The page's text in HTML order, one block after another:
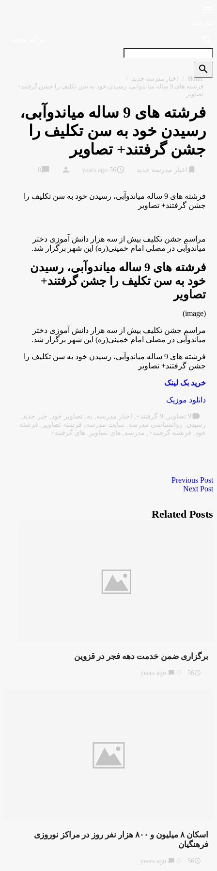
Home اخبار مدرسه جدید
فرشته های 9 ساله میاندوآبی، رسیدن خود به سن تکلیف را جشن گرفتند+
تصاویر
فرشته های 9 ساله میاندوآبی،
رسیدن خود به سن تکلیف را
جشن گرفتند+ تصاویر
اخبار مدرسه جدید access_time
56 years ago
person
chat_bubble
فرشته های 9 ساله میاندوآبی، رسیدن خود به سن تکلیف را
جشن گرفتند+ تصاویر
مراسم جشن تکلیف بیش از سه هزار دانش آموزی دختر
میاندوآبی در مصلی امام خمینی(ره) این شهر برگزار شد.
فرشته های 9 ساله میاندوآبی، رسیدن
خود به سن تکلیف را جشن گرفتند+
تصاویر
مراسم جشن تکلیف بیش از سه هزار دانش آموزی دختر
میاندوآبی در مصلی امام خمینی(ره) این شهر برگزار شد.
فرشته های 9 ساله میاندوآبی، رسیدن خود به سن تکلیف را
جشن گرفتند+ تصاویر
خرید بک لینک
دانلود موزیک
label
, 9 گرفتند+ , اخبار مدرسه, به, تصاویر خود, خبر جدید,
رسیدن , روانشناسی مدرسه, سایت مدرسه, فرشته تصاویر, فرشته
خود, فرشته گرفتند+, مدرسه, های تصاویر, های گرفتند+
Previous Post
Next Post
Related Posts
برگزاری ضمن خدمت دهه فجر در قزوین
access_time
56 years ago
chat_bubble
اسکان ۸ میلیون و ۸۰۰ هزار نفر روز در مراکز نوروزی
فرهنگیان
access_time
56 years ago
chat_bubble
search